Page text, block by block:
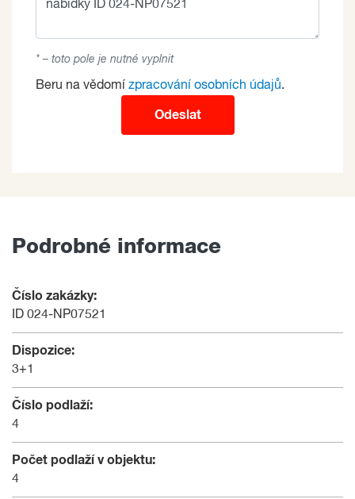
* – toto pole je nutné vyplnit
Beru na vědomí zpracování osobních údajů.
Odeslat
Podrobné informace
Číslo zakázky:
ID 024-NP07521
Dispozice:
3+1
Číslo podlaží:
4
Počet podlaží v objektu:
4